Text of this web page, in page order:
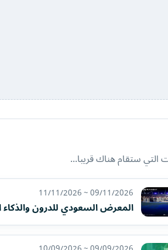
التي ستقام هناك قريبا...
09/11/2026 ~ 11/11/2026
المعرض السعودي للدرون